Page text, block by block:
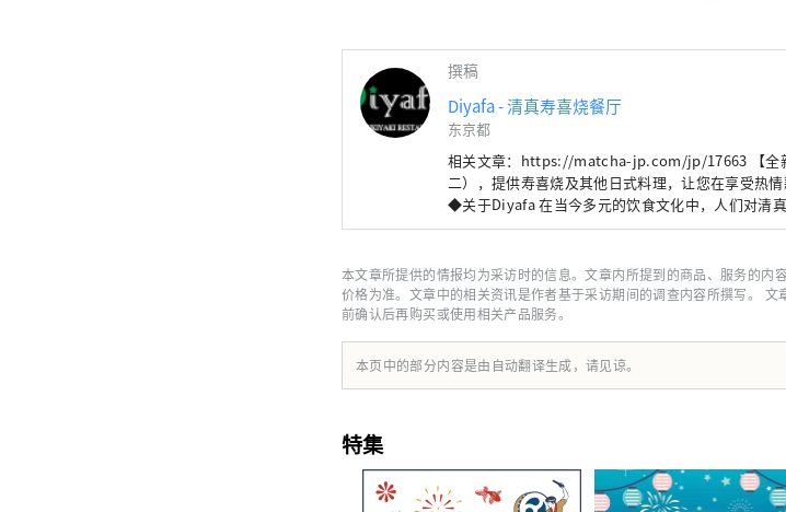
撰稿
Diyafa - 清真寿喜烧餐厅
东京都
相关文章：https://matcha-jp.com/jp/17663 【全新清真日式餐厅开业！】2024年1月9日（星期
二），提供寿喜烧及其他日式料理，让您在享受热
◆关于Diyafa 在当今多元的饮食文化中，人们对清真餐厅的需求日益增长，但在日本，能够安心享用清
真美食的餐厅仍然不多。 对于来日本旅游的游客来说，美食是最重要的乐趣之一。我们开设“Diyafa”
“热情款待”。我们将以最高水准的“热情款待”服务每一位顾客。 ◆我们
道、岐阜、滋贺、兵库、德岛和宫崎是著名的清真和牛产区。 在我们的餐厅，您不仅可
牛寿喜烧，我们还提供日式套餐。套餐菜单精选了
Diyafa 致力于在各个方面都符合清真标准，从调味
至周五 午餐 11:30-15:00，晚餐 17:00-22:00 / 周六、周
订）：https://
本文章所提供的情报均为采访时的信息。文章内所提到的商品、服务的内
价格为准。文章中的相关资讯是作者基于采访期间的调查内容所撰写。
前确认后再购买或使用相关产品服务。
本页中的部分内容是由自动翻译生成，请见谅。
特集